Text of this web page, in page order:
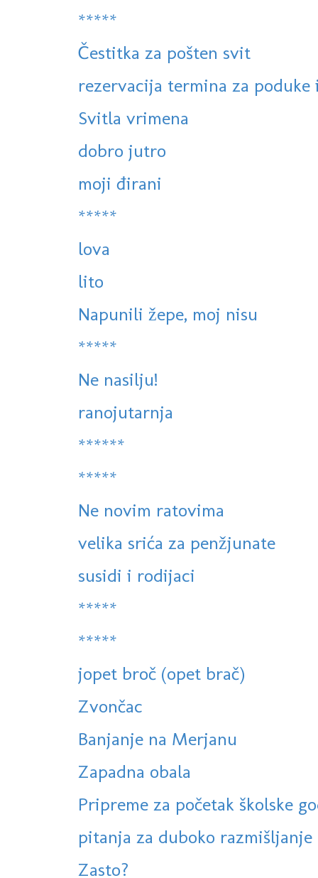
*****
Čestitka za pošten svit
rezervacija termina za
Svitla vrimena
dobro jutro
moji đirani
*****
lova
lito
Napunili žepe, moj nisu
*****
Ne nasilju!
ranojutarnja
******
*****
Ne novim ratovima
velika srića za penžjunate
susidi i rodijaci
*****
*****
jopet broč (opet brač)
Zvončac
Banjanje na Merjanu
Zapadna obala
Pripreme za početak školske
pitanja za duboko razmišljanje
Zasto?